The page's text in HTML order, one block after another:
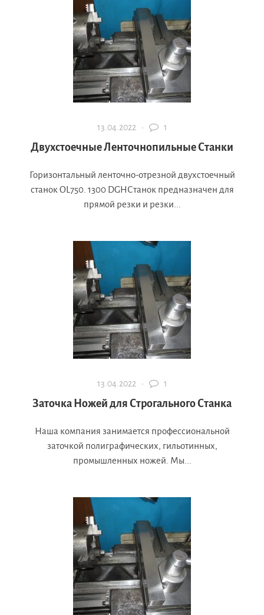
13.04.2022 · 1
Двухстоечные Ленточнопильные Станки
Горизонтальный ленточно-отрезной двухстоечный
станок OL750. 1300 DGHСтанок предназначен для
прямой резки и резки...
13.04.2022 · 1
Заточка Ножей для Строгального Станка
Наша компания занимается профессиональной
заточкой полиграфических, гильотинных,
промышленных ножей. Мы...